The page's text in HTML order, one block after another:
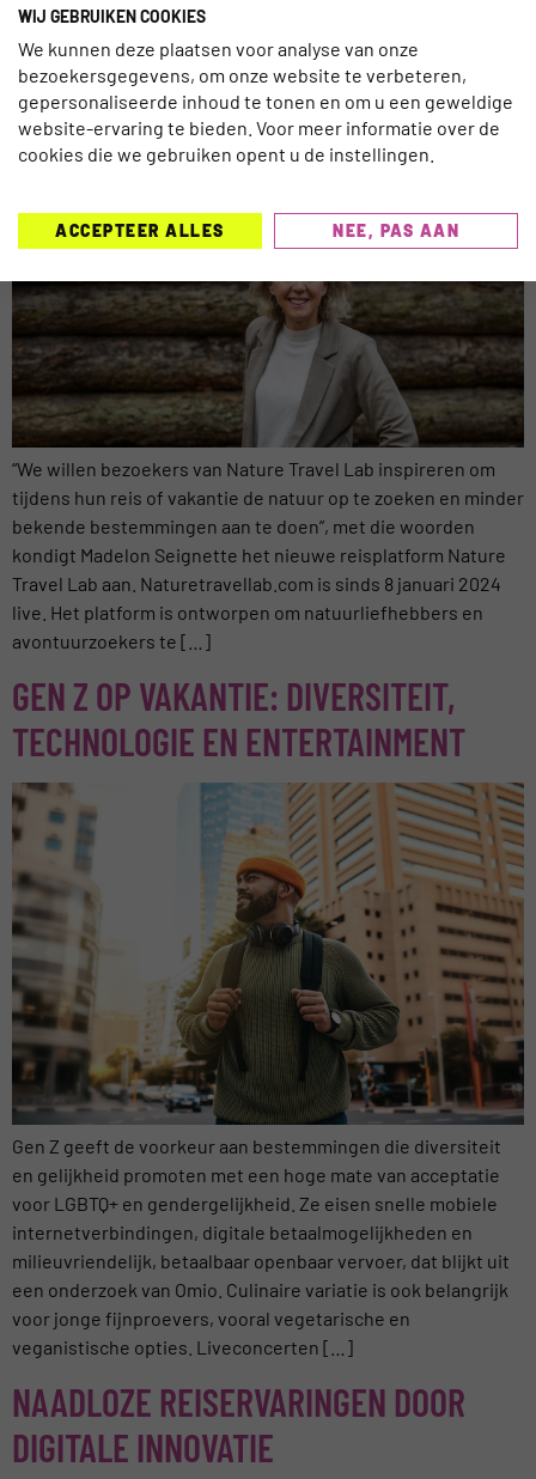
Nederland bij de boodschappen flits bezorger Getir, waar ze
een […]
NATURE TRAVEL LAB WIL REIZIGERS
INSPIREREN TOT BEWUSTER REIZEN
“We willen bezoekers van Nature Travel Lab inspireren om
tijdens hun reis of vakantie de natuur op te zoeken en minder
bekende bestemmingen aan te doen”, met die woorden
kondigt Madelon Seignette het nieuwe reisplatform Nature
Travel Lab aan. Naturetravellab.com is sinds 8 januari 2024
live. Het platform is ontworpen om natuurliefhebbers en
avontuurzoekers te […]
GEN Z OP VAKANTIE: DIVERSITEIT,
TECHNOLOGIE EN ENTERTAINMENT
Gen Z geeft de voorkeur aan bestemmingen die diversiteit
en gelijkheid promoten met een hoge mate van acceptatie
voor LGBTQ+ en gendergelijkheid. Ze eisen snelle mobiele
internetverbindingen, digitale betaalmogelijkheden en
milieuvriendelijk, betaalbaar openbaar vervoer, dat blijkt uit
een onderzoek van Omio. Culinaire variatie is ook belangrijk
voor jonge fijnproevers, vooral vegetarische en
veganistische opties. Liveconcerten […]
NAADLOZE REISERVARINGEN DOOR
DIGITALE INNOVATIE
WIJ GEBRUIKEN COOKIES
We kunnen deze plaatsen voor analyse van onze
bezoekersgegevens, om onze website te verbeteren,
gepersonaliseerde inhoud te tonen en om u een geweldige
website-ervaring te bieden. Voor meer informatie over de
cookies die we gebruiken opent u de instellingen.
ACCEPTEER ALLES NEE, PAS AAN